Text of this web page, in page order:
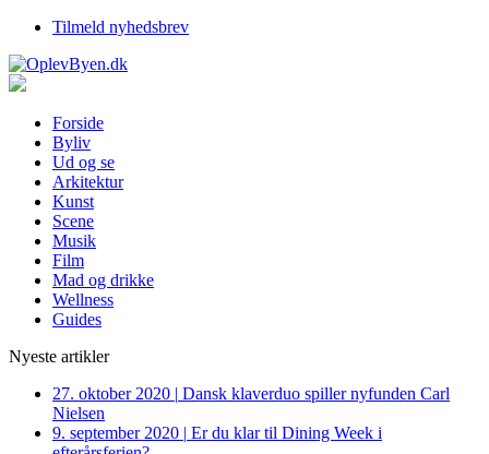
Tilmeld nyhedsbrev
Forside
Byliv
Ud og se
Arkitektur
Kunst
Scene
Musik
Film
Mad og drikke
Wellness
Guides
Nyeste artikler
27. oktober 2020 | Dansk klaverduo spiller nyfunden Carl
Nielsen
9. september 2020 | Er du klar til Dining Week i